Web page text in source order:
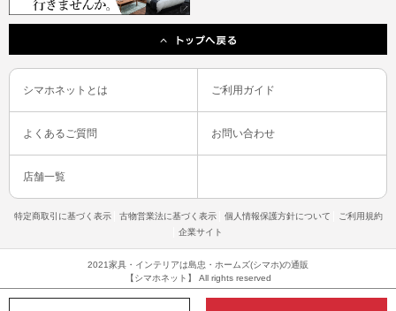
シマホネットとは ご利用ガイド
よくあるご質問 お問い合わせ
店舗一覧
特定商取引に基づく表示 古物営業法に基づく表示 個人情報保護方針について
ご利用規約
企業サイト
2021家具・インテリアは島忠・ホームズ(シマホ)の通販
【シマホネット】 All rights reserved